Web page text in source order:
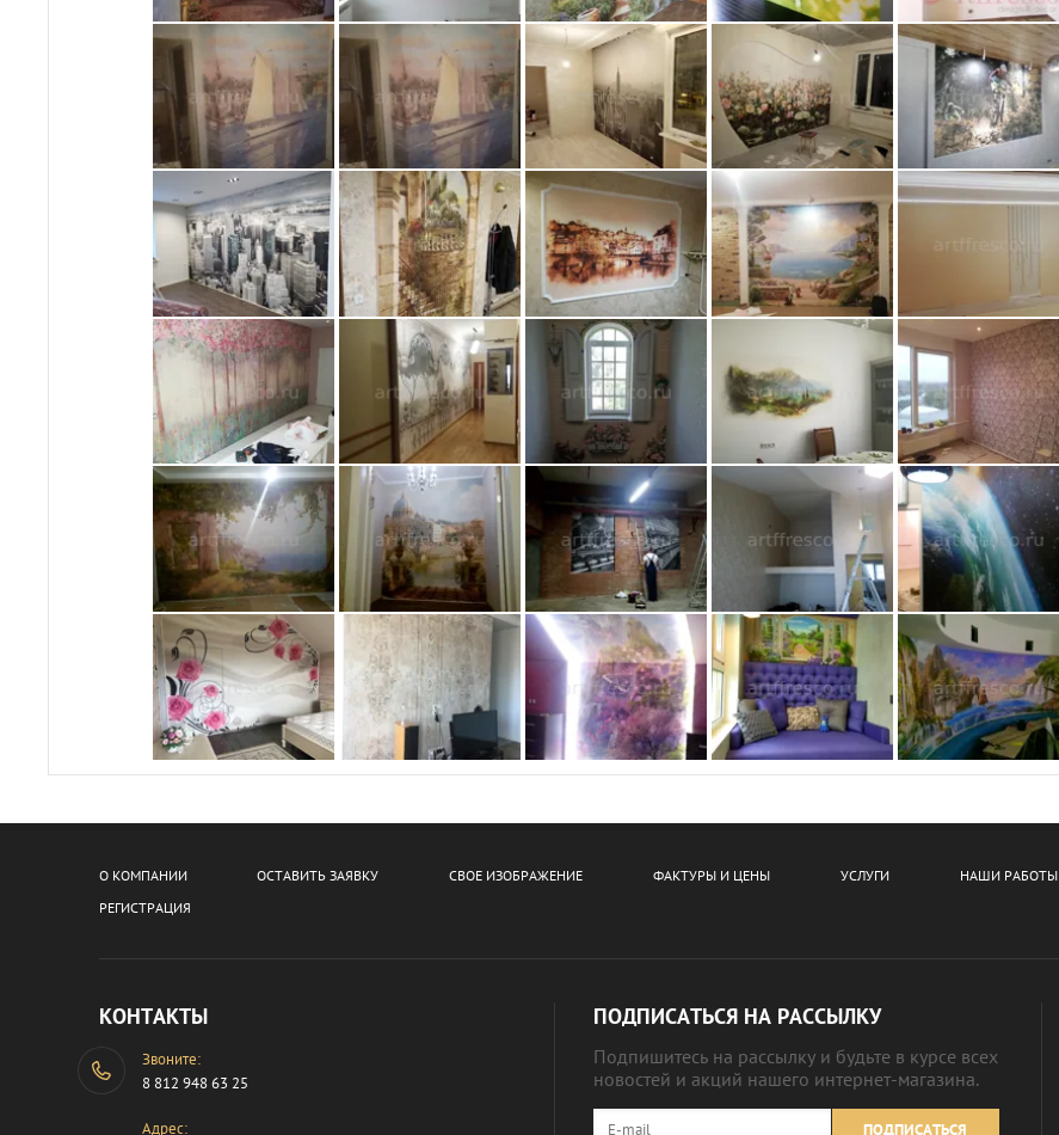
О КОМПАНИИ ОСТАВИТЬ ЗАЯВКУ СВОЕ ИЗОБРАЖЕНИЕ ФАКТУРЫ И ЦЕНЫ УСЛУГИ НАШИ РАБОТЫ
РЕГИСТРАЦИЯ
КОНТАКТЫ
Звоните:
8 812 948 63 25
Адрес:
ПОДПИСАТЬСЯ НА РАССЫЛКУ
Подпишитесь на рассылку и будьте в курсе всех
новостей и акций нашего интернет-магазина.
ПОДПИСАТЬСЯ